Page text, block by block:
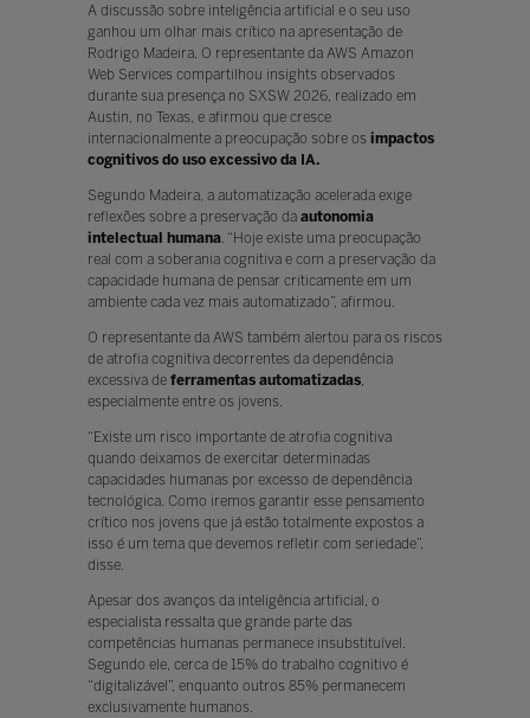
A discussão sobre inteligência artificial e o seu uso
ganhou um olhar mais crítico na apresentação de
Rodrigo Madeira. O representante da AWS Amazon
Web Services compartilhou insights observados
durante sua presença no SXSW 2026, realizado em
Austin, no Texas, e afirmou que cresce
internacionalmente a preocupação sobre os impactos
cognitivos do uso excessivo da IA.
Segundo Madeira, a automatização acelerada exige
reflexões sobre a preservação daautonomia
intelectual humana. “Hoje existe uma preocupação
real com a soberania cognitiva e com a preservação da
capacidade humana de pensar criticamente em um
ambiente cada vez mais automatizado”, afirmou.
O representante da AWS também alertou para os riscos
de atrofia cognitiva decorrentes da dependência
excessiva de ferramentas automatizadas,
especialmente entre os jovens.
“Existe um risco importante de atrofia cognitiva
quando deixamos de exercitar determinadas
capacidades humanas por excesso de dependência
tecnológica. Como iremos garantir esse pensamento
crítico nos jovens que já estão totalmente expostos a
isso é um tema que devemos refletir com seriedade”,
disse.
Apesar dos avanços da inteligência artificial, o
especialista ressalta que grande parte das
competências humanas permanece insubstituível.
Segundo ele, cerca de 15% do trabalho cognitivo é
“digitalizável”, enquanto outros 85% permanecem
exclusivamente humanos.